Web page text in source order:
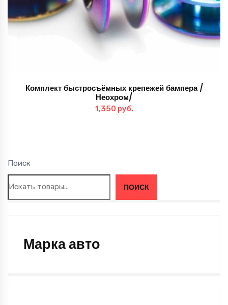
Поиск
ПОИСК
Марка авто
Комплект быстросъёмных крепежей бампера /
Неохром/
1,350 руб.